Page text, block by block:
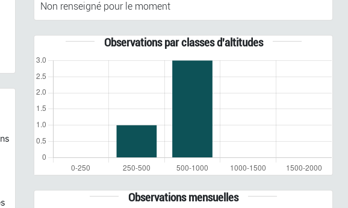
Non renseigné pour le moment
Observations par classes d'altitudes
Observations mensuelles